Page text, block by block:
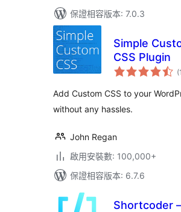
保證相容版本: 7.0.3
Simple
CSS Plugin
Add Custom CSS to your
without any hassles.
John Regan
啟用安裝數: 100,000+
保證相容版本: 6.7.6
Shortcoder